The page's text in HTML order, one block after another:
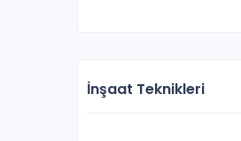
İnşaat Teknikleri